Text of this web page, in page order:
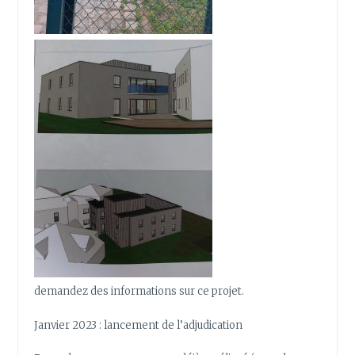
demandez des informations sur ce projet.
Janvier 2023 : lancement de l’adjudication